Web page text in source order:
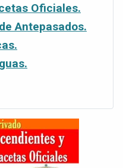
Oficiales.
Antepasados.